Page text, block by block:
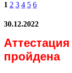
1 2 3 4 5 6
30.12.2022
Аттестация
пройдена